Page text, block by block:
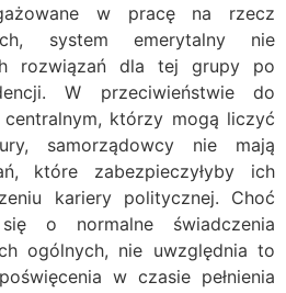
w pracę na rzecz
system emerytalny nie
rozwiązań dla tej grupy po
W przeciwieństwie do
którzy mogą liczyć
samorządowcy nie mają
które zabezpieczyłyby ich
kariery politycznej. Choć
o normalne świadczenia
ogólnych, nie uwzględnia to
w czasie pełnienia